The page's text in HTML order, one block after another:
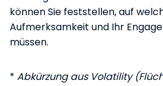
können Sie feststellen, auf
Aufmerksamkeit und Ihr
müssen.
* Abkürzung aus Volatility